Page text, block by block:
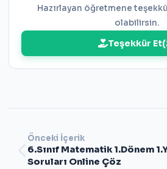
Hazırlayan öğretmene
olabilirsin.
Teşekkür Et(
Önceki İçerik
6.Sınıf Matematik 1.Dönem
Soruları Online Çöz